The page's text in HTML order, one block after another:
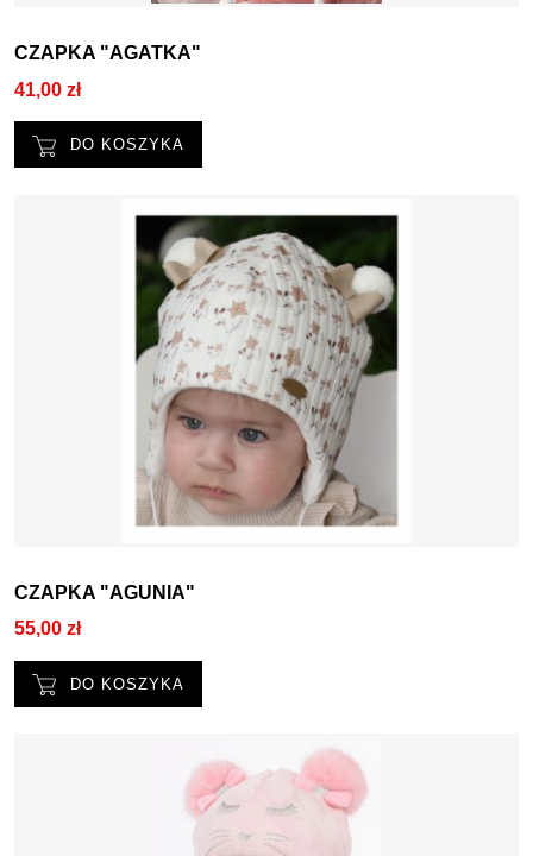
CZAPKA "AGATKA"
41,00 zł
DO KOSZYKA
CZAPKA "AGUNIA"
55,00 zł
DO KOSZYKA